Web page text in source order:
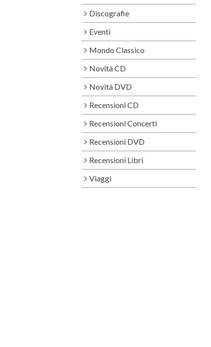
Discografie
Eventi
Mondo Classico
Novità CD
Novità DVD
Recensioni CD
Recensioni Concerti
Recensioni DVD
Recensioni Libri
Viaggi